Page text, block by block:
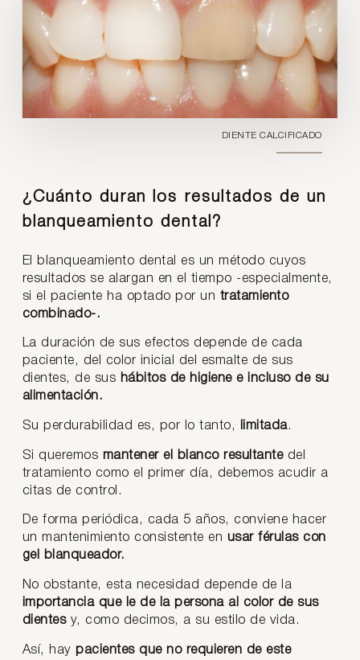
DIENTE CALCIFICADO
¿Cuánto duran los resultados de un
blanqueamiento dental?
El blanqueamiento dental es un método cuyos
resultados se alargan en el tiempo -especialmente,
si el paciente ha optado por un tratamiento
combinado-.
La duración de sus efectos depende de cada
paciente, del color inicial del esmalte de sus
dientes, de sus hábitos de higiene e incluso de su
alimentación.
Su perdurabilidad es, por lo tanto, limitada.
Si queremos mantener el blanco resultantedel
tratamiento como el primer día, debemos acudir a
citas de control.
De forma periódica, cada 5 años, conviene hacer
un mantenimiento consistente en usar férulas con
gel blanqueador.
No obstante, esta necesidad depende de la
importancia que le de la persona al color de sus
dientesy, como decimos, a su estilo de vida.
Así, hay pacientes que no requieren de este